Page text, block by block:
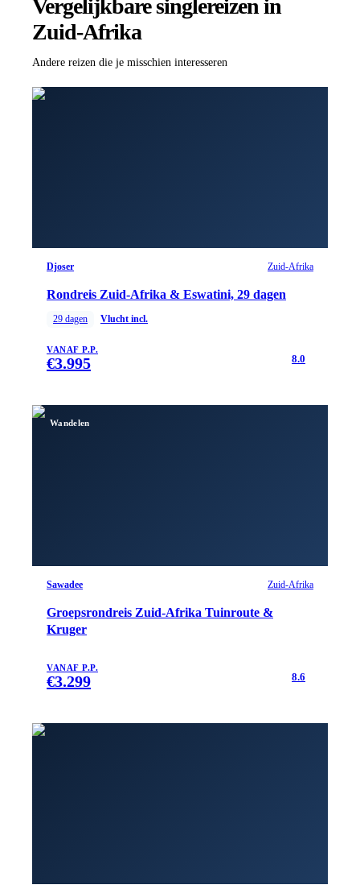
Vergelijkbare singlereizen in
Zuid-Afrika
Andere reizen die je misschien interesseren
Djoser Zuid-Afrika
Rondreis Zuid-Afrika & Eswatini, 29 dagen
29 dagen Vlucht incl.
VANAF P.P.
€3.995 8.0
Wandelen
Sawadee Zuid-Afrika
Groepsrondreis Zuid-Afrika Tuinroute &
Kruger
VANAF P.P.
€3.299 8.6